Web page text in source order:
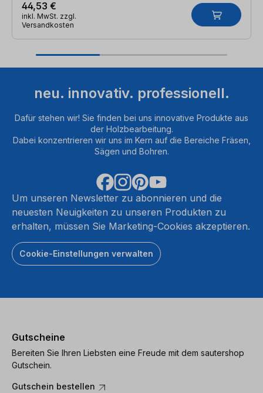
44,53 €
inkl. MwSt. zzgl.
Versandkosten
neu. innovativ. professionell.
Dafür stehen wir! Sie finden bei uns innovative Produkte aus
der Holzbearbeitung.
Dabei konzentrieren wir uns im Kern auf die Bereiche Fräsen,
Sägen und Bohren.
Um unseren Newsletter zu abonnieren und die
neuesten Neuigkeiten zu unseren Produkten zu
erhalten, müssen Sie Marketing-Cookies akzeptieren.
Cookie-Einstellungen verwalten
Gutscheine
Bereiten Sie Ihren Liebsten eine Freude mit dem sautershop
Gutschein.
Gutschein bestellen